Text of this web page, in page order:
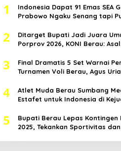
1
Indonesia Dapat 91 Emas SEA
Prabowo Ngaku Senang tapi
2
Ditarget Bupati Jadi Juara
Porprov 2026, KONI Berau: Asal
3
Final Dramatis 5 Set Warnai
Turnamen Voli Berau, Agus
4
Atlet Muda Berau Sumbang
Estafet untuk Indonesia di
5
Bupati Berau Lepas Kontingen
2025, Tekankan Sportivitas dan